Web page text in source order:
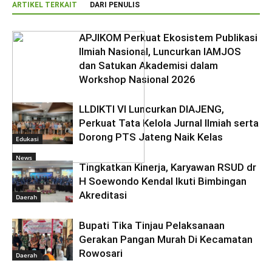
ARTIKEL TERKAIT DARI PENULIS
News
APJIKOM Perkuat Ekosistem Publikasi
Ilmiah Nasional, Luncurkan IAMJOS
dan Satukan Akademisi dalam
Workshop Nasional 2026
Edukasi
LLDIKTI VI Luncurkan DIAJENG,
Perkuat Tata Kelola Jurnal Ilmiah serta
Dorong PTS Jateng Naik Kelas
Daerah
Tingkatkan Kinerja, Karyawan RSUD dr
H Soewondo Kendal Ikuti Bimbingan
Akreditasi
Daerah
Bupati Tika Tinjau Pelaksanaan
Gerakan Pangan Murah Di Kecamatan
Rowosari